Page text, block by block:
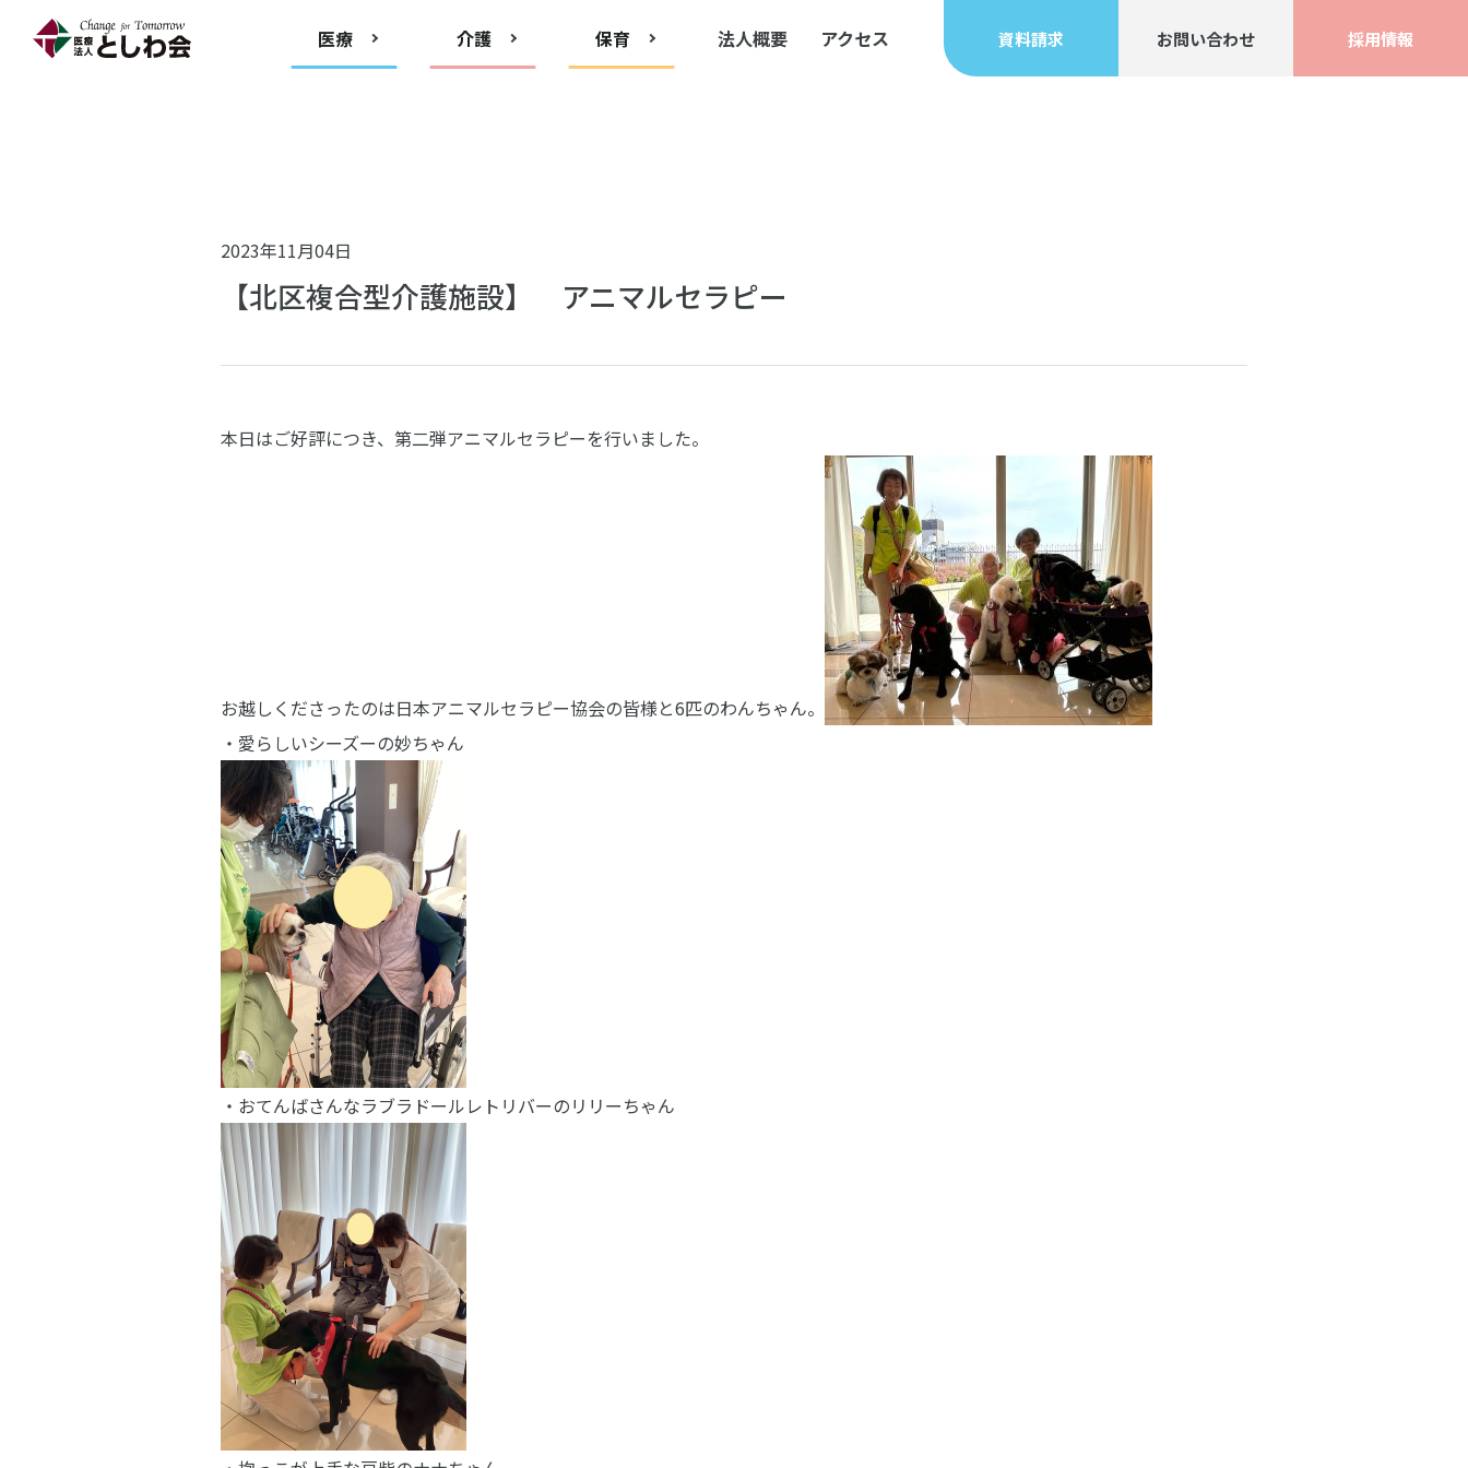
医療 介護 保育 法人概要 アクセス 資料請求 お問い合わせ 採用情報
2023年11月04日
【北区複合型介護施設】 アニマルセラピー
本日はご好評につき、第二弾アニマルセラピーを行いました。
お越しくださったのは日本アニマルセラピー協会の皆様と6匹のわんちゃん。
・愛らしいシーズーの妙ちゃん
・おてんばさんなラブラドールレトリバーのリリーちゃん